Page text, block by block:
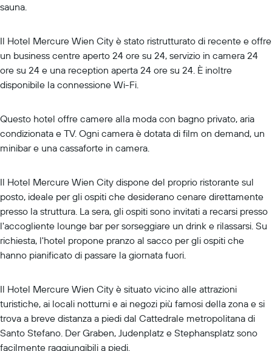
sauna.
Il Hotel Mercure Wien City è stato ristrutturato di recente e offre
un business centre aperto 24 ore su 24, servizio in camera 24
ore su 24 e una reception aperta 24 ore su 24. È inoltre
disponibile la connessione Wi-Fi.
Questo hotel offre camere alla moda con bagno privato, aria
condizionata e TV. Ogni camera è dotata di film on demand, un
minibar e una cassaforte in camera.
Il Hotel Mercure Wien City dispone del proprio ristorante sul
posto, ideale per gli ospiti che desiderano cenare direttamente
presso la struttura. La sera, gli ospiti sono invitati a recarsi presso
l'accogliente lounge bar per sorseggiare un drink e rilassarsi. Su
richiesta, l'hotel propone pranzo al sacco per gli ospiti che
hanno pianificato di passare la giornata fuori.
Il Hotel Mercure Wien City è situato vicino alle attrazioni
turistiche, ai locali notturni e ai negozi più famosi della zona e si
trova a breve distanza a piedi dal Cattedrale metropolitana di
Santo Stefano. Der Graben, Judenplatz e Stephansplatz sono
facilmente raggiungibili a piedi.